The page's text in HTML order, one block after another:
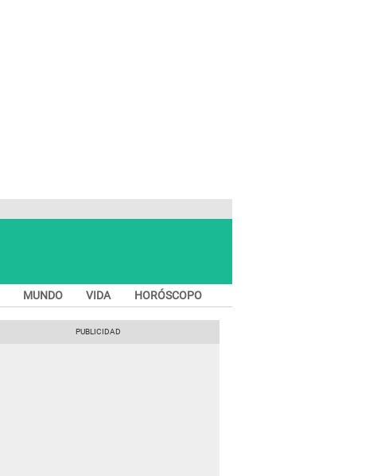
MUNDO VIDA HORÓSCOPO